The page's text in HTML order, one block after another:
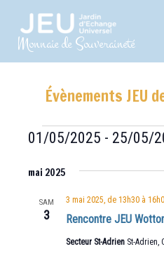
contenuMonnaie de Souveraineté
Évènements JEU
Évènements
01/05/2025 - 25/05/
une
mai 2025
SAM
3 Rencontre JEU
3 mai 2025, de 13h30à
Secteur St-Adrien St-Adrien,